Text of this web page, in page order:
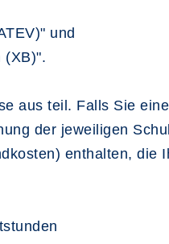
und
(XB)".
aus teil. Falls Sie
der jeweiligen
enthalten, die